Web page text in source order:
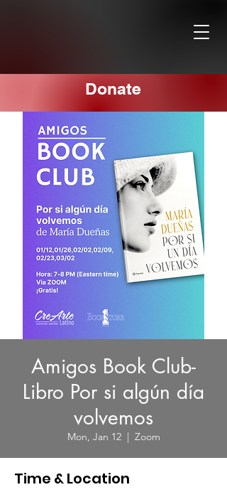
Donate
Amigos Book Club-
Libro Por si algún día
volvemos
Mon, Jan 12
  |
Zoom
Time & Location